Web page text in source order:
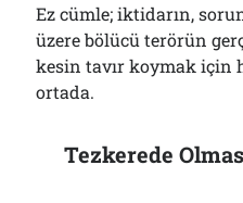
Ez cümle; iktidarın,
üzere bölücü terörün
kesin tavır koymak için
ortada.
Tezkerede